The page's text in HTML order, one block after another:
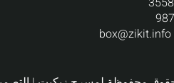
box@zikit.info